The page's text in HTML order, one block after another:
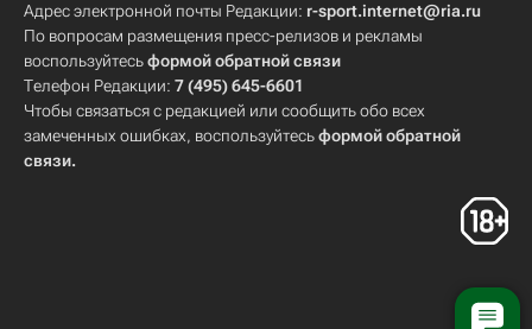
Адрес электронной почты Редакции: r-sport.internet@ria.ru
По вопросам размещения пресс-релизов и рекламы
воспользуйтесьформой обратной связи
Телефон Редакции: 7 (495) 645-6601
Чтобы связаться с редакцией или сообщить обо всех
замеченных ошибках, воспользуйтесьформой обратной
связи.